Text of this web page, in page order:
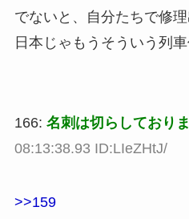
でないと、自分たちで修
日本じゃもうそういう列
166: 名刺は切らしており
08:13:38.93 ID:LIeZHtJ/
>>159